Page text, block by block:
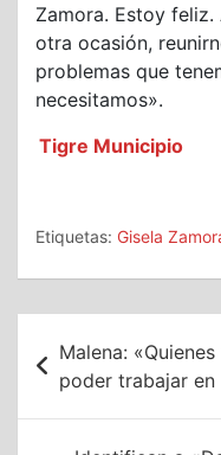
Zamora. Estoy
otra ocasión,
problemas que
necesitamos».
Tigre Municipio
Etiquetas: Gisela
Navegación
de
entradas
Malena:
poder trabajar en